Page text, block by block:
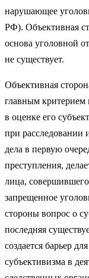
нарушающее
РФ). Объективная
основа уголовной
не существует.
Объективная
главным критерием
в оценке его
при расследовании
дела в первую
преступления,
лица,
запрещенное
стороны вопрос о
последняя
создается барьер
субъективизма в